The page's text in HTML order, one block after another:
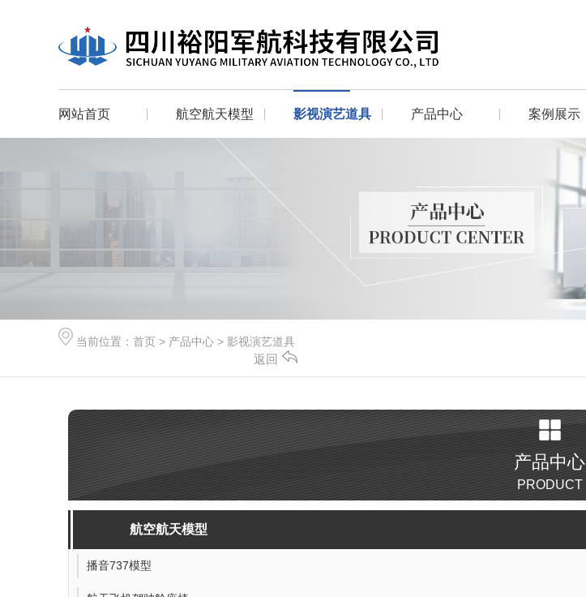
网站首页 航空航天模型 影视演艺道具 产品中心 案例展示
当前位置： 首页 > 产品中心 > 影视演艺道具
返回
产品中心
PRODUCT
航空航天模型
播音737模型